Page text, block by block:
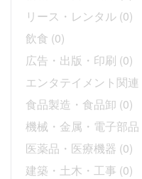
リース・レンタル (0)
飲食 (0)
広告・出版・印刷 (0)
エンタテイメント関連
食品製造・食品卸 (0)
機械・金属・電子部品
医薬品・医療機器 (0)
建築・土木・工事 (0)